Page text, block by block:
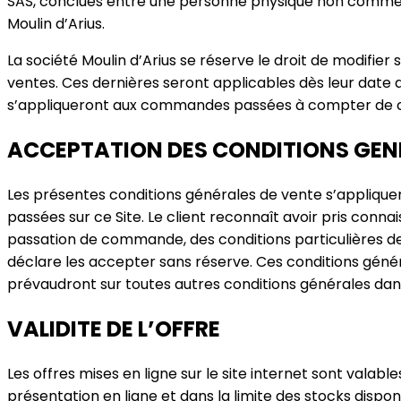
Moulin d’Arius.
La société Moulin d’Arius se réserve le droit de
ventes. Ces dernières seront applicables dès leur date
s’appliqueront aux commandes passées à compter
ACCEPTATION DES CONDITIONS
Les présentes conditions générales de vente
passées sur ce Site. Le client reconnaît avoir pris
passation de commande, des conditions particulières
déclare les accepter sans réserve. Ces conditions
prévaudront sur toutes autres conditions générales
VALIDITE DE L’OFFRE
Les offres mises en ligne sur le site internet sont
présentation en ligne et dans la limite des stocks